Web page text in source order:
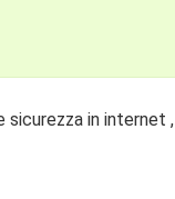
in internet ,